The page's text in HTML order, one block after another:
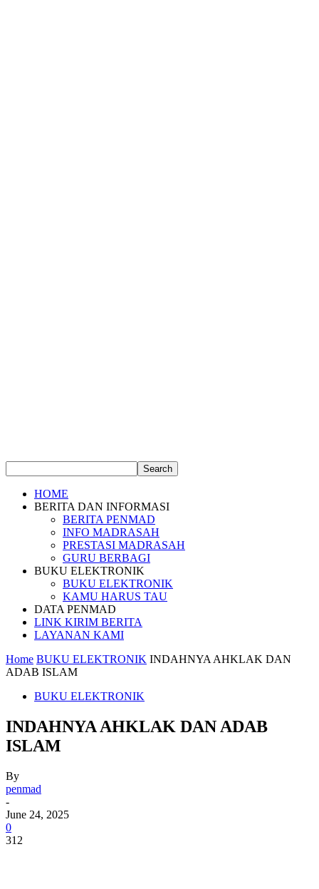
HOME
BERITA DAN INFORMASI
BERITA PENMAD
INFO MADRASAH
PRESTASI MADRASAH
GURU BERBAGI
BUKU ELEKTRONIK
BUKU ELEKTRONIK
KAMU HARUS TAU
DATA PENMAD
LINK KIRIM BERITA
LAYANAN KAMI
Home BUKU ELEKTRONIK INDAHNYA AHKLAK DAN
ADAB ISLAM
BUKU ELEKTRONIK
INDAHNYA AHKLAK DAN ADAB
ISLAM
By
penmad
-
June 24, 2025
0
312